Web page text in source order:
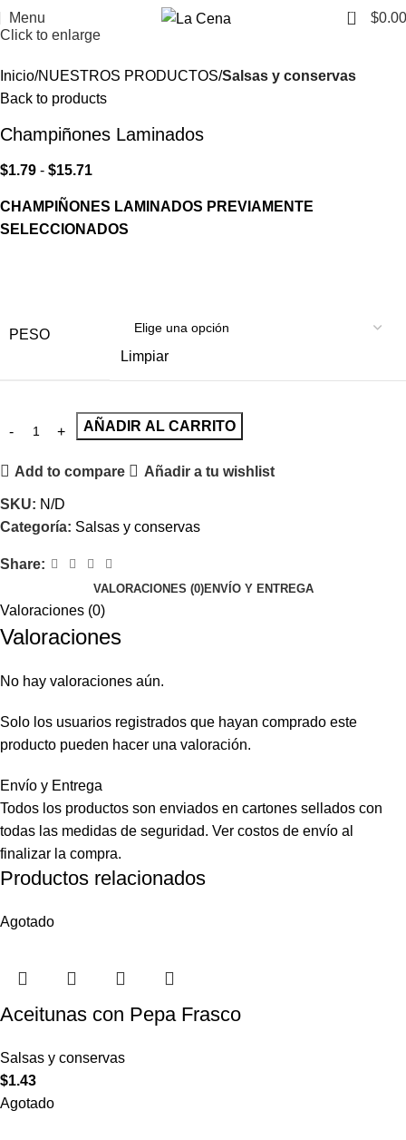
Menu 0 $0.00
Click to enlarge
Inicio NUESTROS PRODUCTOS Salsas y conservas
Back to products
Champiñones Laminados
$1.79 - $15.71
CHAMPIÑONES LAMINADOS PREVIAMENTE
SELECCIONADOS
PESO
Limpiar
AÑADIR AL CARRITO
Add to compare Añadir a tu wishlist
SKU: N/D
Categoría: Salsas y conservas
Share:
VALORACIONES (0)ENVÍO Y ENTREGA
Valoraciones (0)
Valoraciones
No hay valoraciones aún.
Solo los usuarios registrados que hayan comprado este
producto pueden hacer una valoración.
Envío y Entrega
Todos los productos son enviados en cartones sellados con
todas las medidas de seguridad. Ver costos de envío al
finalizar la compra.
Productos relacionados
Agotado
Aceitunas con Pepa Frasco
Salsas y conservas
$1.43
Agotado